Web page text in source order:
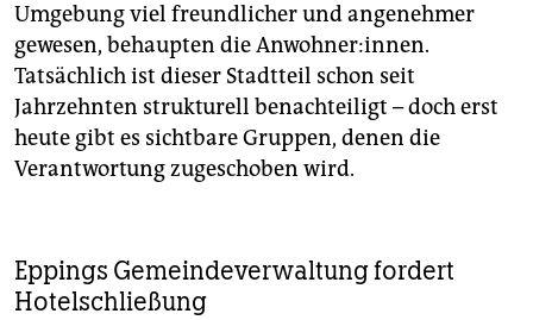
Umgebung viel freundlicher und angenehmer
gewesen, behaupten die Anwohner:innen.
Tatsächlich ist dieser Stadtteil schon seit
Jahrzehnten strukturell benachteiligt – doch erst
heute gibt es sichtbare Gruppen, denen die
Verantwortung zugeschoben wird.
Eppings Gemeindeverwaltung fordert
Hotelschließung